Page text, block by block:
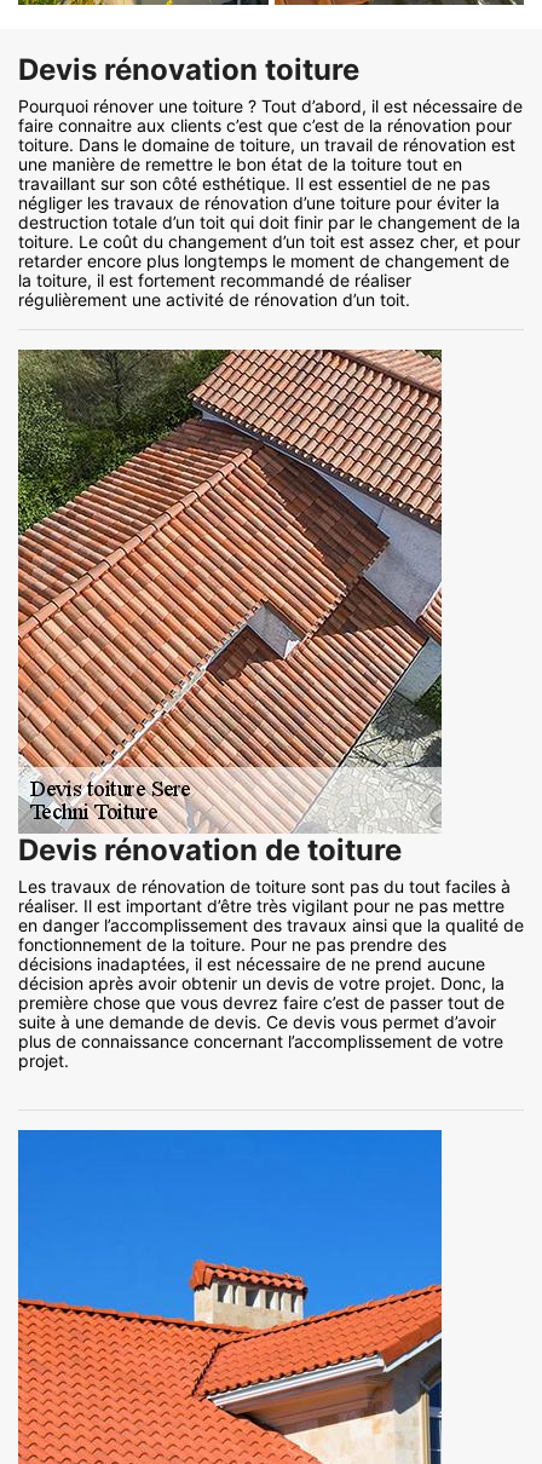
Devis rénovation toiture
Pourquoi rénover une toiture ? Tout d’abord, il est nécessaire de
faire connaitre aux clients c’est que c’est de la rénovation pour
toiture. Dans le domaine de toiture, un travail de rénovation est
une manière de remettre le bon état de la toiture tout en
travaillant sur son côté esthétique. Il est essentiel de ne pas
négliger les travaux de rénovation d’une toiture pour éviter la
destruction totale d’un toit qui doit finir par le changement de la
toiture. Le coût du changement d’un toit est assez cher, et pour
retarder encore plus longtemps le moment de changement de
la toiture, il est fortement recommandé de réaliser
régulièrement une activité de rénovation d’un toit.
Devis rénovation de toiture
Les travaux de rénovation de toiture sont pas du tout faciles à
réaliser. Il est important d’être très vigilant pour ne pas mettre
en danger l’accomplissement des travaux ainsi que la qualité de
fonctionnement de la toiture. Pour ne pas prendre des
décisions inadaptées, il est nécessaire de ne prend aucune
décision après avoir obtenir un devis de votre projet. Donc, la
première chose que vous devrez faire c’est de passer tout de
suite à une demande de devis. Ce devis vous permet d’avoir
plus de connaissance concernant l’accomplissement de votre
projet.